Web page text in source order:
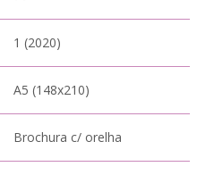
1 (2020)
A5 (148x210)
Brochura c/ orelha